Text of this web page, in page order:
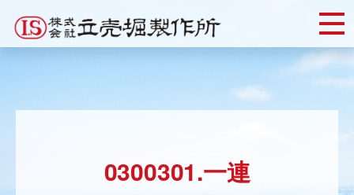
content
0300301.一連